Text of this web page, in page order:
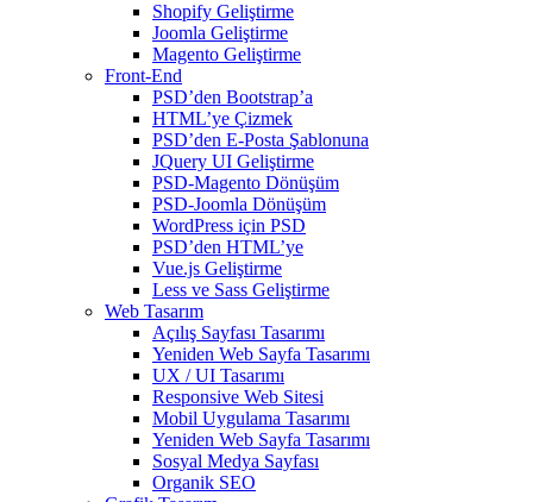
Shopify Geliştirme
Joomla Geliştirme
Magento Geliştirme
Front-End
PSD’den Bootstrap’a
HTML’ye Çizmek
PSD’den E-Posta Şablonuna
JQuery UI Geliştirme
PSD-Magento Dönüşüm
PSD-Joomla Dönüşüm
WordPress için PSD
PSD’den HTML’ye
Vue.js Geliştirme
Less ve Sass Geliştirme
Web Tasarım
Açılış Sayfası Tasarımı
Yeniden Web Sayfa Tasarımı
UX / UI Tasarımı
Responsive Web Sitesi
Mobil Uygulama Tasarımı
Yeniden Web Sayfa Tasarımı
Sosyal Medya Sayfası
Organik SEO